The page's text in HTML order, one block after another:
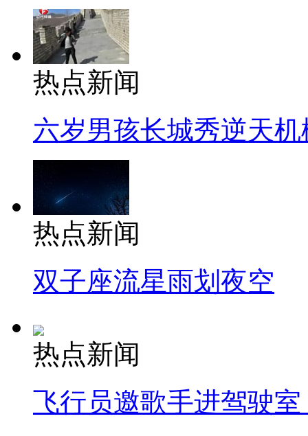
热点新闻
六岁男孩长城秀逆天机
热点新闻
双子座流星雨划夜空
热点新闻
飞行员邀歌手进驾驶